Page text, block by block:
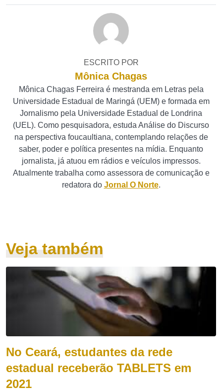
ESCRITO POR
Mônica Chagas
Mônica Chagas Ferreira é mestranda em Letras pela
Universidade Estadual de Maringá (UEM) e formada em
Jornalismo pela Universidade Estadual de Londrina
(UEL). Como pesquisadora, estuda Análise do Discurso
na perspectiva foucaultiana, contemplando relações de
saber, poder e política presentes na mídia. Enquanto
jornalista, já atuou em rádios e veículos impressos.
Atualmente trabalha como assessora de comunicação e
redatora do Jornal O Norte.
Veja também
No Ceará, estudantes da rede
estadual receberão TABLETS em
2021